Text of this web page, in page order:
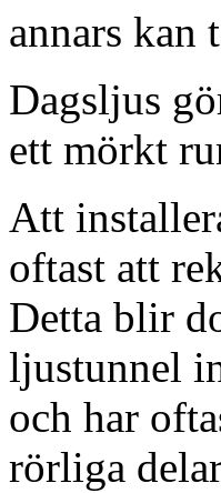
annars kan
Dagsljus
ett mörkt
Att
oftast att
Detta blir
ljustunnel
och har
rörliga